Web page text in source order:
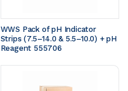
WWS Pack of pH Indicator
Strips (7.5–14.0 & 5.5–10.0) + pH
Reagent 555706